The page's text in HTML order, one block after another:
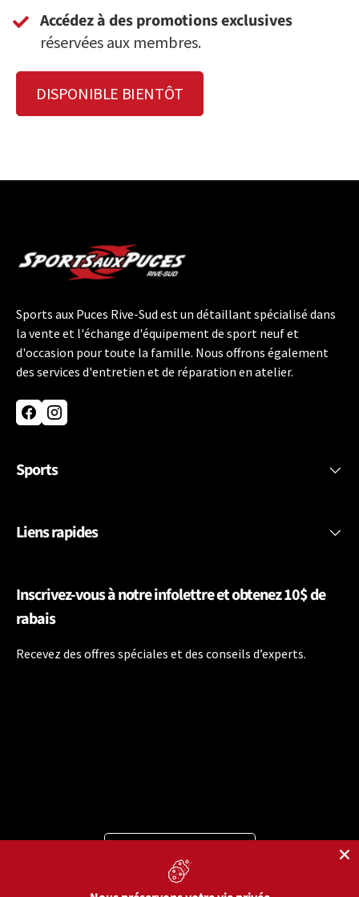
Accédez à des promotions exclusives
réservées aux membres.
DISPONIBLE BIENTÔT
Sports aux Puces Rive-Sud est un détaillant spécialisé dans
la vente et l'échange d'équipement de sport neuf et
d'occasion pour toute la famille. Nous offrons également
des services d'entretien et de réparation en atelier.
FacebookInstagram
Sports
Liens rapides
Inscrivez-vous à notre infolettre et obtenez 10$ de
rabais
Recevez des offres spéciales et des conseils d’experts.
Moyens de paiement acceptés
Langue